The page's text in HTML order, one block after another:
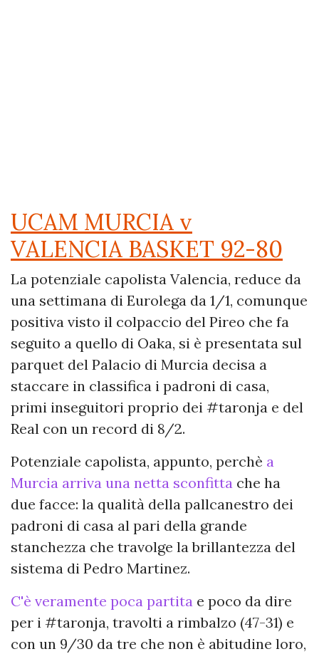
UCAM MURCIA v
VALENCIA BASKET 92-80
La potenziale capolista Valencia, reduce da
una settimana di Eurolega da 1/1, comunque
positiva visto il colpaccio del Pireo che fa
seguito a quello di Oaka, si è presentata sul
parquet del Palacio di Murcia decisa a
staccare in classifica i padroni di casa,
primi inseguitori proprio dei #taronja e del
Real con un record di 8/2.
Potenziale capolista, appunto, perchè a
Murcia arriva una netta sconfitta che ha
due facce: la qualità della pallcanestro dei
padroni di casa al pari della grande
stanchezza che travolge la brillantezza del
sistema di Pedro Martinez.
C'è veramente poca partita e poco da dire
per i #taronja, travolti a rimbalzo (47-31) e
con un 9/30 da tre che non è abitudine loro,